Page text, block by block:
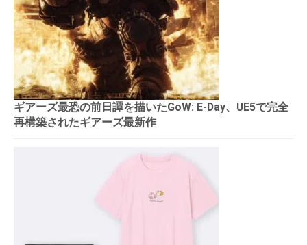
ギアーズ最恐の前日譚を描いたGoW: E-Day、UE5で完全
再構築されたギアーズ最新作